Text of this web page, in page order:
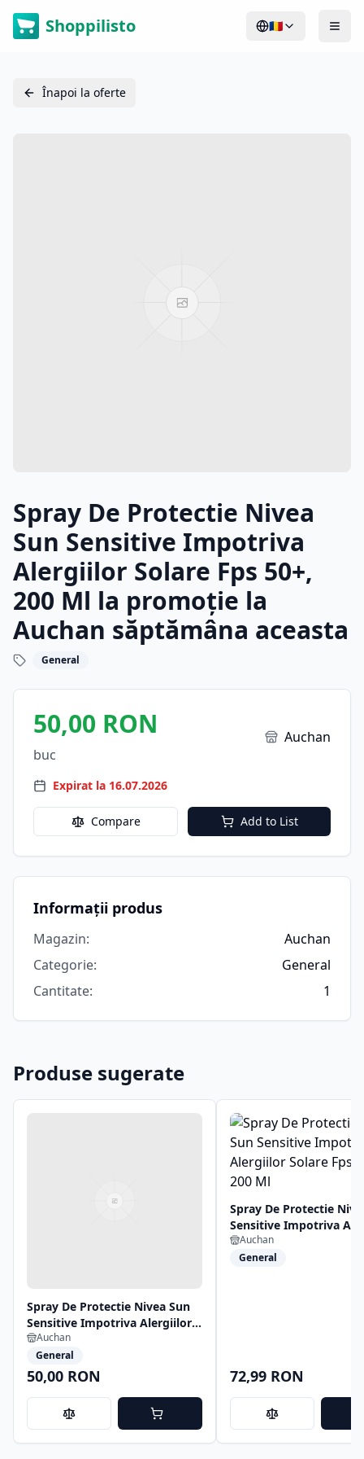
Shoppilisto 🇷🇴
Înapoi la oferte
Spray De Protectie Nivea
Sun Sensitive Impotriva
Alergiilor Solare Fps 50+,
200 Ml la promoție la
Auchan săptămâna aceasta
General
50,00 RON
buc
Auchan
Expirat la 16.07.2026
Compare Add to List
Informații produs
Magazin:
Auchan
Categorie:
General
Cantitate: 1
Produse sugerate
Spray De Protectie Nivea Sun
Sensitive Impotriva Alergiilor
Solare Fps 50+, 200 Ml
Auchan
General
50,00 RON
Spray De Protectie
Sensitive Impotriva
Solare Fps 50+, 200 Ml
Auchan
General
72,99 RON